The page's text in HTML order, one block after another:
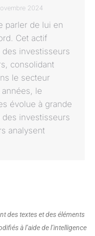
2024
parler de lui en
Cet actif
des investisseurs
consolidant
le secteur
le
évolue à grande
investisseurs
analysent
des textes et des éléments
à l’aide de l’intelligence